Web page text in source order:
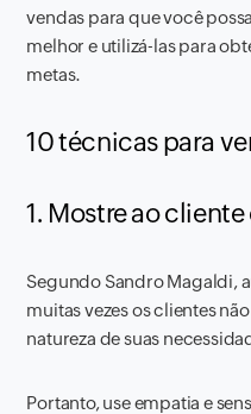
vendas para que você
melhor e utilizá-las para
metas.
10 técnicas para
1. Mostre ao
Segundo Sandro Magaldi,
muitas vezes os clientes
natureza de suas
Portanto, use empatia e